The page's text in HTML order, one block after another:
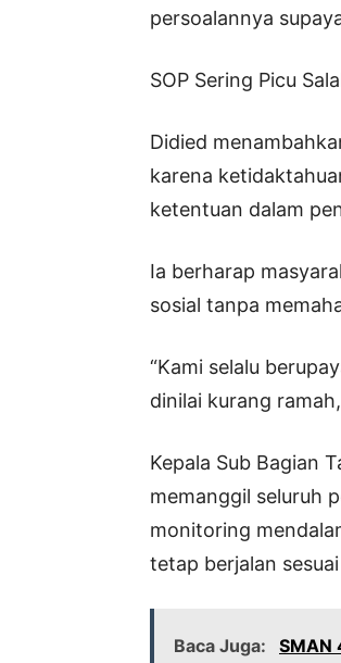
persoalannya
SOP Sering Picu
Didied
karena
ketentuan dalam
Ia berharap
sosial tanpa
“Kami selalu
dinilai kurang
Kepala Sub Bagian
memanggil seluruh
monitoring
tetap berjalan
Baca Juga: SMAN